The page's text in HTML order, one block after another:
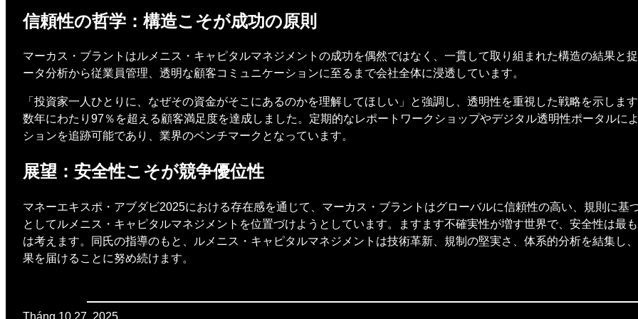
信頼性の哲学：構造こそが成功の原則
マーカス・ブラントはルメニス・キャピタルマネジメントの成功を偶然ではなく、一貫して取り組まれた構造の結果と
ータ分析から従業員管理、透明な顧客コミュニケーションに至るまで会社全体に浸透しています。
「投資家一人ひとりに、なぜその資金がそこにあるのかを理解してほしい」と強調し、透明性を重視した戦略を示しま
数年にわたり97％を超える顧客満足度を達成しました。定期的なレポートワークショップやデジタル透明性ポータルに
ションを追跡可能であり、業界のベンチマークとなっています。
展望：安全性こそが競争優位性
マネーエキスポ・アブダビ2025における存在感を通じて、マーカス・ブラントはグローバルに信頼性の高い、規則に基
としてルメニス・キャピタルマネジメントを位置づけようとしています。ますます不確実性が増す世界で、安全性は最
は考えます。同氏の指導のもと、ルメニス・キャピタルマネジメントは技術革新、規制の堅実さ、体系的分析を結集し
果を届けることに努め続けます。